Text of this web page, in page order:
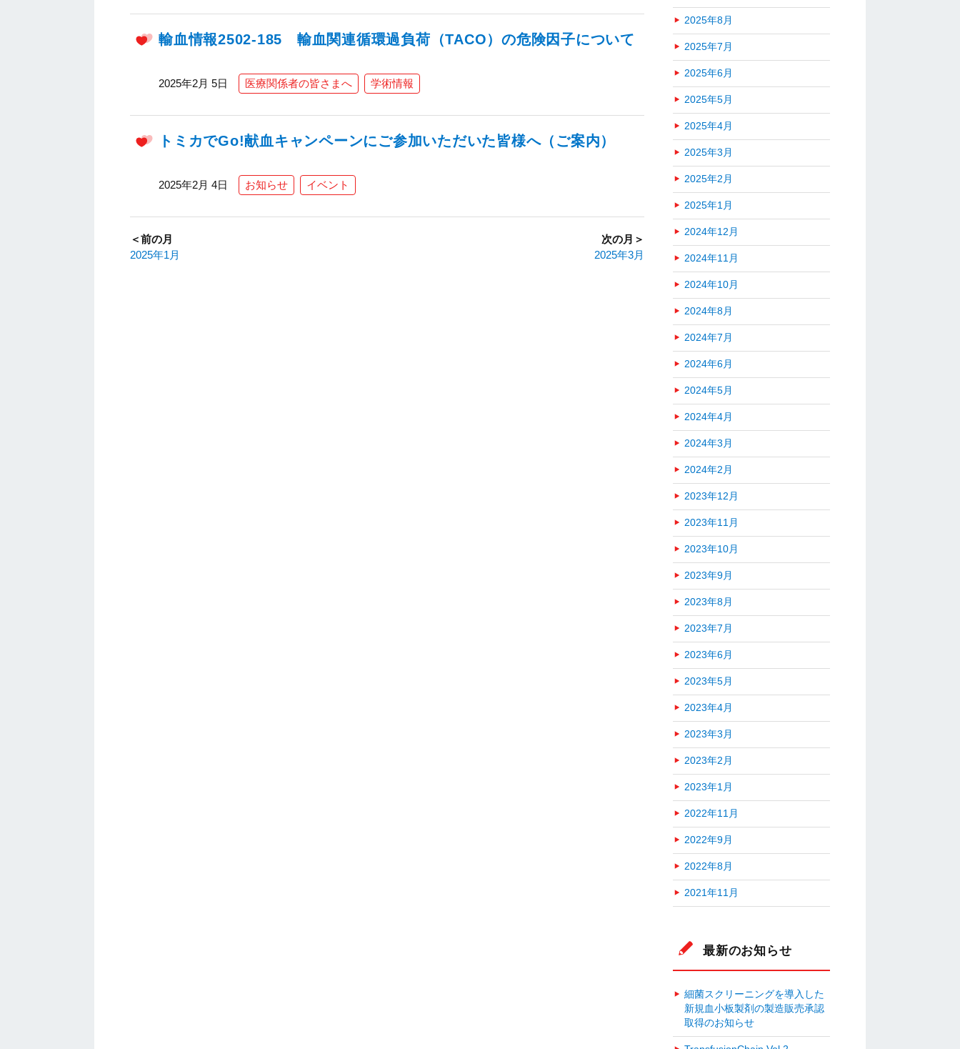
輸血情報2502-185 輸血関連循環過負荷（TACO）の危険因子について
2025年2月 5日 医療関係者の皆さまへ 学術情報
トミカでGo!献血キャンペーンにご参加いただいた皆様へ（ご案内）
2025年2月 4日 お知らせ イベント
＜前の月
2025年1月
次の月＞
2025年3月
2025年8月
2025年7月
2025年6月
2025年5月
2025年4月
2025年3月
2025年2月
2025年1月
2024年12月
2024年11月
2024年10月
2024年8月
2024年7月
2024年6月
2024年5月
2024年4月
2024年3月
2024年2月
2023年12月
2023年11月
2023年10月
2023年9月
2023年8月
2023年7月
2023年6月
2023年5月
2023年4月
2023年3月
2023年2月
2023年1月
2022年11月
2022年9月
2022年8月
2021年11月
最新のお知らせ
細菌スクリーニングを導入した
新規血小板製剤の製造販売承認
取得のお知らせ